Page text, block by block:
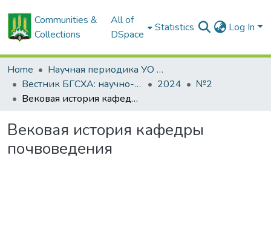
Communities &
Collections
All of
DSpace
Statistics Log In
Home
Научная периодика УО БГСХА
Вестник БГСХА: научно-методический журнал Белорусской государственной сельскохозяйственной академии
2024
№2
Вековая история кафедры почвоведения
Вековая история кафедры
почвоведения